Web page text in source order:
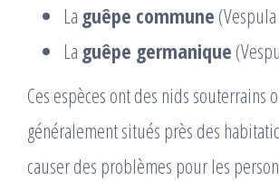
La guêpe commune
La guêpe germanique
Ces espèces ont des nids souterrains
généralement situés près des
causer des problèmes pour les